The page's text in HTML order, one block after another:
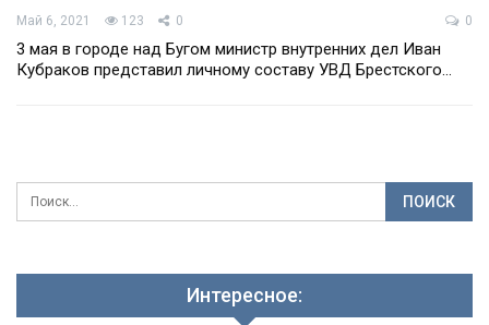
Май 6, 2021 123 0 0
3 мая в городе над Бугом министр внутренних дел Иван
Кубраков представил личному составу УВД Брестского…
Интересное: